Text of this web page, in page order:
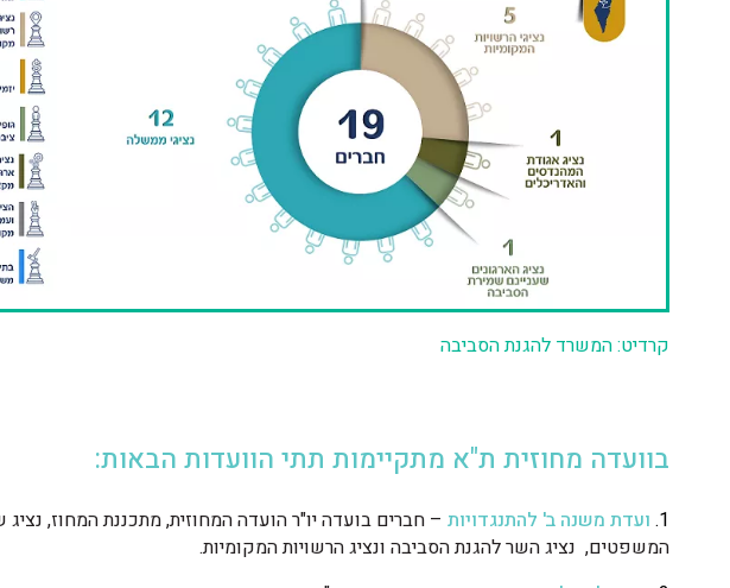
קרדיט: המשרד להגנת הסביבה
בוועדה מחוזית ת"א מתקיימות תתי הוועדות הבאות:
1. ועדת משנה ב' להתנגדויות – חברים בועדה יו"ר הועדה המחוזית, מתכננת המחוז, נציג
המשפטים, נציג השר להגנת הסביבה ונציג הרשויות המקומיות.